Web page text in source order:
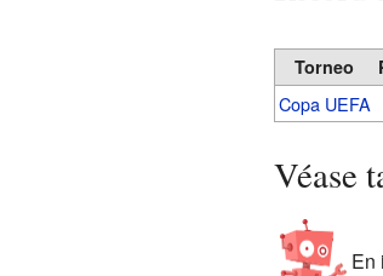
Torneo
Copa UEFA
Véase
En